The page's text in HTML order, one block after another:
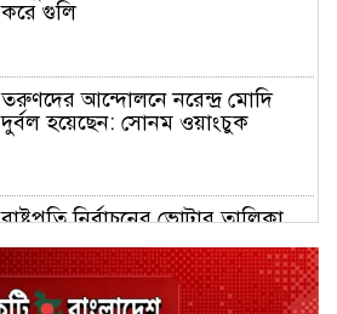
করে গুলি
তরুণদের আন্দোলনে নরেন্দ্র মোদি
দুর্বল হয়েছেন: সোনম ওয়াংচুক
রাষ্ট্রপতি নির্বাচনের ভোটার তালিকা
ইসিতে